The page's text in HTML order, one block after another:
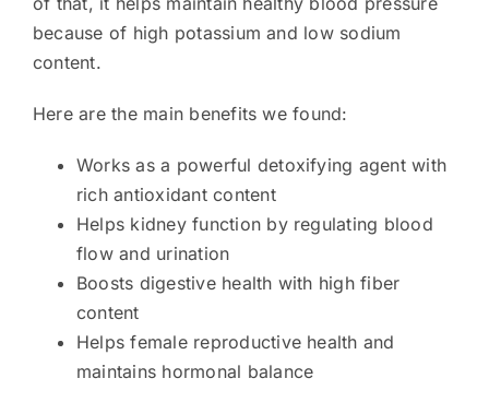
because of high potassium and low sodium
content.
Here are the main benefits we found:
Works as a powerful detoxifying agent with
rich antioxidant content
Helps kidney function by regulating blood
flow and urination
Boosts digestive health with high fiber
content
Helps female reproductive health and
maintains hormonal balance